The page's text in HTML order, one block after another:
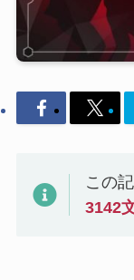
この
3142